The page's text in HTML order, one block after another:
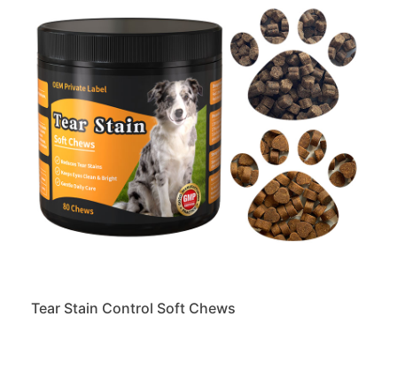
Tear Stain Control Soft Chews